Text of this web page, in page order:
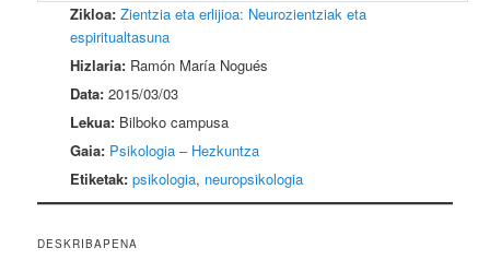
Zikloa: Zientzia eta erlijioa: Neurozientziak eta
espiritualtasuna
Hizlaria: Ramón María Nogués
Data: 2015/03/03
Lekua: Bilboko campusa
Gaia: Psikologia – Hezkuntza
Etiketak: psikologia, neuropsikologia
DESKRIBAPENA